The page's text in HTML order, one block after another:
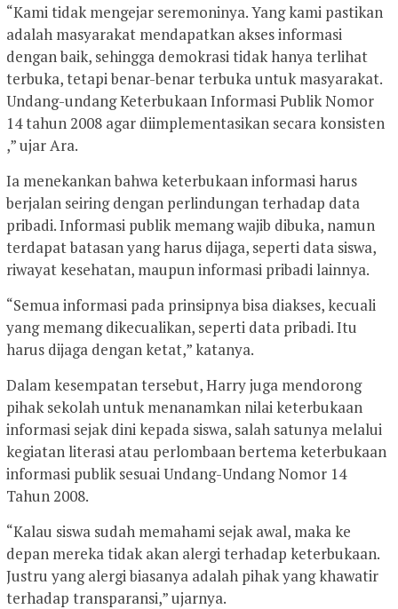
“Kami tidak mengejar seremoninya. Yang kami pastikan
adalah masyarakat mendapatkan akses informasi
dengan baik, sehingga demokrasi tidak hanya terlihat
terbuka, tetapi benar-benar terbuka untuk masyarakat.
Undang-undang Keterbukaan Informasi Publik Nomor
14 tahun 2008 agar diimplementasikan secara konsisten
,” ujar Ara.
Ia menekankan bahwa keterbukaan informasi harus
berjalan seiring dengan perlindungan terhadap data
pribadi. Informasi publik memang wajib dibuka, namun
terdapat batasan yang harus dijaga, seperti data siswa,
riwayat kesehatan, maupun informasi pribadi lainnya.
“Semua informasi pada prinsipnya bisa diakses, kecuali
yang memang dikecualikan, seperti data pribadi. Itu
harus dijaga dengan ketat,” katanya.
Dalam kesempatan tersebut, Harry juga mendorong
pihak sekolah untuk menanamkan nilai keterbukaan
informasi sejak dini kepada siswa, salah satunya melalui
kegiatan literasi atau perlombaan bertema keterbukaan
informasi publik sesuai Undang-Undang Nomor 14
Tahun 2008.
“Kalau siswa sudah memahami sejak awal, maka ke
depan mereka tidak akan alergi terhadap keterbukaan.
Justru yang alergi biasanya adalah pihak yang khawatir
terhadap transparansi,” ujarnya.